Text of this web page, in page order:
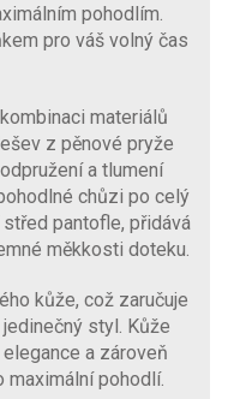
pohodlím.
pro váš volný čas
materiálů
z pěnové pryže
a tlumení
chůzi po celý
pantofle, přidává
měkkosti doteku.
kůže, což zaručuje
styl. Kůže
a zároveň
pohodlí.